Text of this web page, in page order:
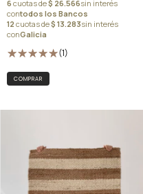
(1)
COMPRAR